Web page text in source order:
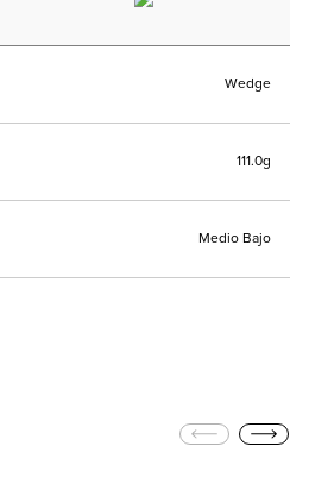
Wedge
111.0g
Medio Bajo